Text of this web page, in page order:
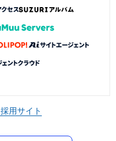
採用サイト